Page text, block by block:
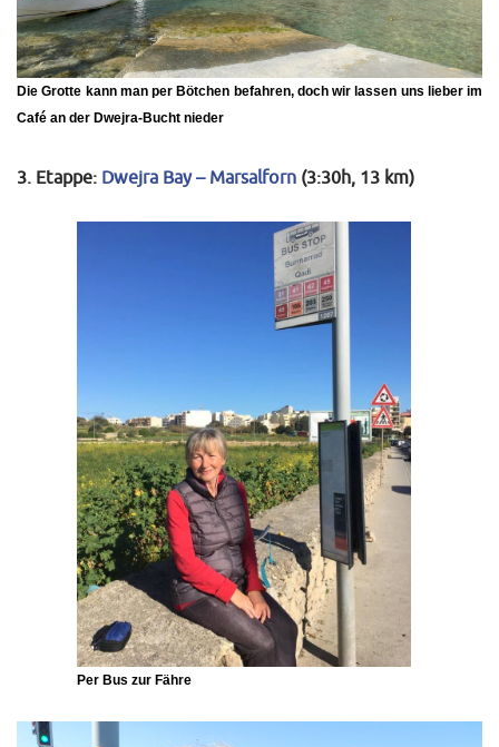
DieGrotte kann man per Bötchen befahren, doch wir lassen uns lieber im
Café an der Dwejra-Bucht nieder
3. Etappe: Dwejra Bay – Marsalforn (3:30h, 13 km)
Per Bus zur Fähre